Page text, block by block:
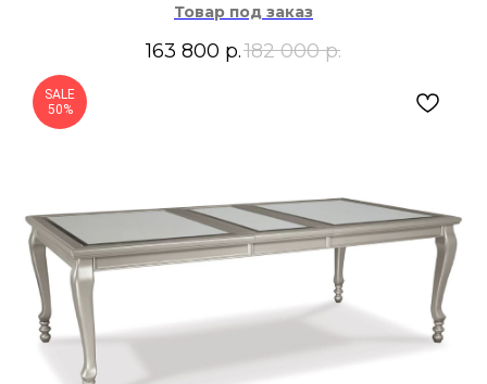
Товар под заказ
163 800 р.182 000 р.
SALE
50%